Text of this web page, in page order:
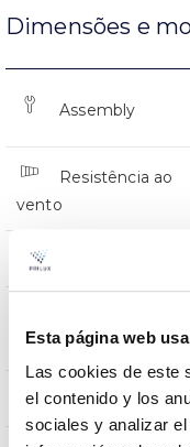
Esta página web
Las cookies de este
el contenido y los
sociales y analizar
Dimensões e
Assembly
Resistência ao
vento
montagem
Junção